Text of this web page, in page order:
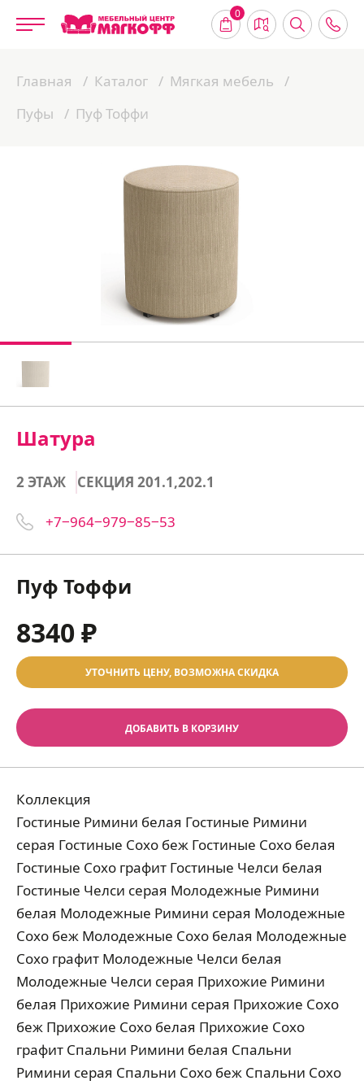
0
Главная Каталог
Мягкая мебель
Пуфы
Пуф Тоффи
Шатура
2 ЭТАЖ СЕКЦИЯ 201.1,202.1
+7‒964‒979‒85‒53
Пуф Тоффи
8340 ₽
УТОЧНИТЬ ЦЕНУ, ВОЗМОЖНА СКИДКА
ДОБАВИТЬ В КОРЗИНУ
Коллекция
Гостиные Римини белая Гостиные Римини
серая Гостиные Сохо беж Гостиные Сохо белая
Гостиные Сохо графит Гостиные Челси белая
Гостиные Челси серая Молодежные Римини
белая Молодежные Римини серая Молодежные
Сохо беж Молодежные Сохо белая Молодежные
Сохо графит Молодежные Челси белая
Молодежные Челси серая Прихожие Римини
белая Прихожие Римини серая Прихожие Сохо
беж Прихожие Сохо белая Прихожие Сохо
графит Спальни Римини белая Спальни
Римини серая Спальни Сохо беж Спальни Сохо